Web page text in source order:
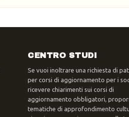
CENTRO STUDI
Se vuoi inoltrare una richiesta di
per corsi di aggiornamento per i
ricevere chiarimenti sui corsi di
aggiornamento obbligatori,
tematiche di approfondimento